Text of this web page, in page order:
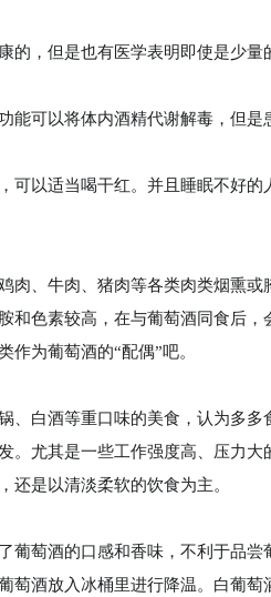
的，但是也有医学表明即使是少
能可以将体内酒精代谢解毒，但
可以适当喝干红。并且睡眠不好
肉、牛肉、猪肉等各类肉类烟熏
和色素较高，在与葡萄酒同食后
作为葡萄酒的“配偶”吧。
、白酒等重口味的美食，认为多
。尤其是一些工作强度高、压力
还是以清淡柔软的饮食为主。
葡萄酒的口感和香味，不利于品
萄酒放入冰桶里进行降温。白葡